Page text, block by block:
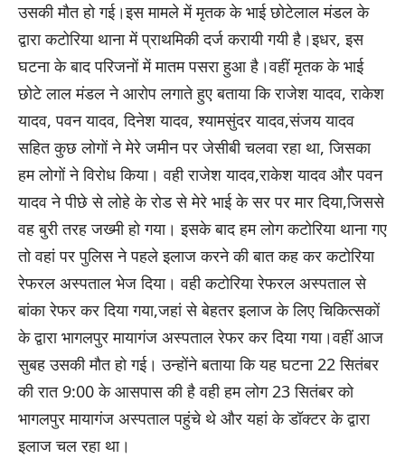
उसकी मौत हो गई।इस मामले में मृतक के भाई छोटेलाल मंडल के
द्वारा कटोरिया थाना में प्राथमिकी दर्ज करायी गयी है।इधर, इस
घटना के बाद परिजनों में मातम पसरा हुआ है।वहीं मृतक के भाई
छोटे लाल मंडल ने आरोप लगाते हुए बताया कि राजेश यादव, राकेश
यादव, पवन यादव, दिनेश यादव, श्यामसुंदर यादव,संजय यादव
सहित कुछ लोगों ने मेरे जमीन पर जेसीबी चलवा रहा था, जिसका
हम लोगों ने विरोध किया। वही राजेश यादव,राकेश यादव और पवन
यादव ने पीछे से लोहे के रोड से मेरे भाई के सर पर मार दिया,जिससे
वह बुरी तरह जख्मी हो गया। इसके बाद हम लोग कटोरिया थाना गए
तो वहां पर पुलिस ने पहले इलाज करने की बात कह कर कटोरिया
रेफरल अस्पताल भेज दिया। वही कटोरिया रेफरल अस्पताल से
बांका रेफर कर दिया गया,जहां से बेहतर इलाज के लिए चिकित्सकों
के द्वारा भागलपुर मायागंज अस्पताल रेफर कर दिया गया।वहीं आज
सुबह उसकी मौत हो गई। उन्होंने बताया कि यह घटना 22 सितंबर
की रात 9:00 के आसपास की है वही हम लोग 23 सितंबर को
भागलपुर मायागंज अस्पताल पहुंचे थे और यहां के डॉक्टर के द्वारा
इलाज चल रहा था।